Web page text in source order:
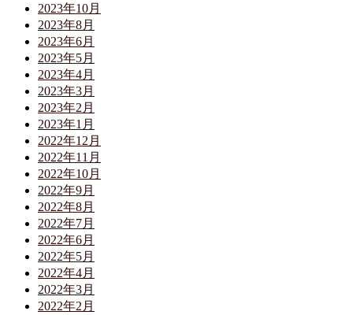
2023年10月
2023年8月
2023年6月
2023年5月
2023年4月
2023年3月
2023年2月
2023年1月
2022年12月
2022年11月
2022年10月
2022年9月
2022年8月
2022年7月
2022年6月
2022年5月
2022年4月
2022年3月
2022年2月